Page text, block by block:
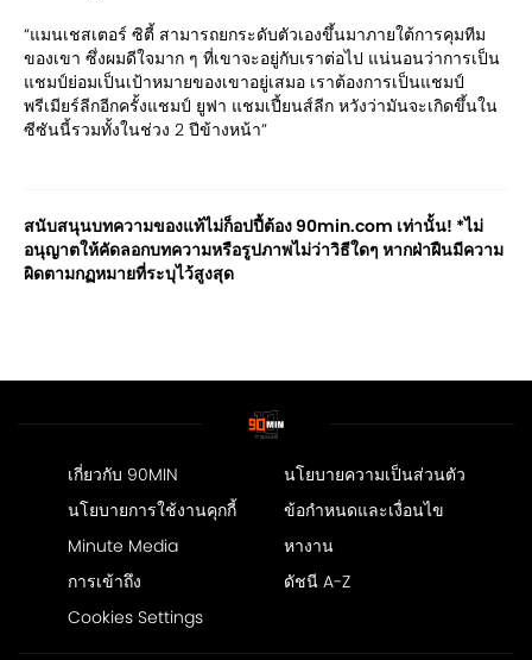
“แมนเชสเตอร์ ซิตี้ สามารถยกระดับตัวเองขึ้นมาภายใต้การคุมทีม
ของเขา ซึ่งผมดีใจมาก ๆ ที่เขาจะอยู่กับเราต่อไป แน่นอนว่าการเป็น
แชมป์ย่อมเป็นเป้าหมายของเขาอยู่เสมอ เราต้องการเป็นแชมป์
พรีเมียร์ลีกอีกครั้งแชมป์ ยูฟา แชมเปี้ยนส์ลีก หวังว่ามันจะเกิดขึ้นใน
ซีซันนี้รวมทั้งในช่วง 2 ปีข้างหน้า”
สนับสนุนบทความของแท้ไม่ก็อปปี้ต้อง 90min.com เท่านั้น! *ไม่
อนุญาตให้คัดลอกบทความหรือรูปภาพไม่ว่าวิธีใดๆ หากฝ่าฝืนมีความ
ผิดตามกฏหมายที่ระบุไว้สูงสุด
เกี่ยวกับ 90MIN
นโยบายความเป็นส่วนตัว
นโยบายการใช้งานคุกกี้
ข้อกำหนดและเงื่อนไข
Minute Media
หางาน
การเข้าถึง
ดัชนี A-Z
Cookies Settings